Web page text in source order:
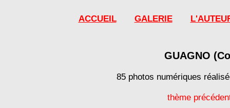
ACCUEIL GALERIE
GUAGNO
85 photos numériques
thème